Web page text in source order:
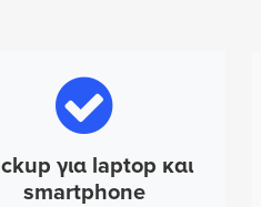
για laptop και
smartphone